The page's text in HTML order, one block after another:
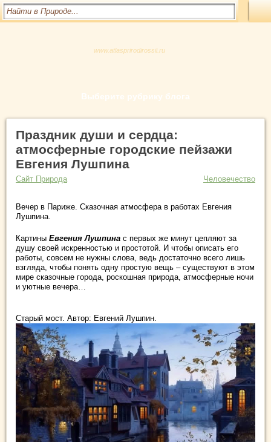
www.atlasprirodirossii.ru
Выберите рубрику блога
Праздник души и сердца:
атмосферные городские пейзажи
Евгения Лушпина
Сайт Природа Человечество
Вечер в Париже. Сказочная атмосфера в работах Евгения
Лушпина.
Картины Евгения Лушпина с первых же минут цепляют за
душу своей искренностью и простотой. И чтобы описать его
работы, совсем не нужны слова, ведь достаточно всего лишь
взгляда, чтобы понять одну простую вещь – существуют в этом
мире сказочные города, роскошная природа, атмосферные ночи
и уютные вечера…
Старый мост. Автор: Евгений Лушпин.